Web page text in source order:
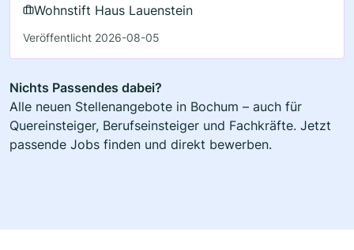
Wohnstift Haus Lauenstein
Veröffentlicht 2026-08-05
Nichts Passendes dabei?
Alle neuen Stellenangebote in Bochum – auch für
Quereinsteiger, Berufseinsteiger und Fachkräfte. Jetzt
passende Jobs finden und direkt bewerben.